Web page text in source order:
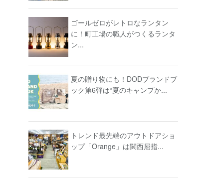
ゴールゼロがレトロなランタン
に！町工場の職人がつくるランタ
ン...
夏の贈り物にも！DODブランドブ
ック第6弾は“夏のキャンプか...
トレンド最先端のアウトドアショ
ップ「Orange」は関西屈指...